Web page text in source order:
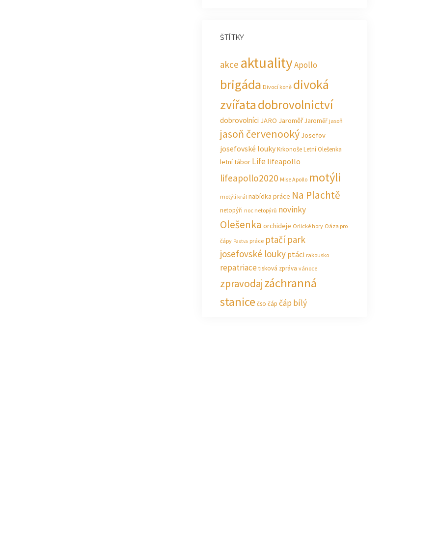
ŠTÍTKY
akce aktualityApollo
brigáda Divocí koně divoká
zvířatadobrovolnictví
dobrovolníci JARO JaroměřJaroměř jasoň
jasoň červenooký Josefov
josefovské loukyKrkonošeLetní Olešenka
letní tábor Life lifeapollo
lifeapollo2020 Mise Apollo motýli
motýlí král nabídka práce Na Plachtě
netopýři noc netopýrů novinky
Olešenka orchideje Orlické hory Oáza pro
čápy Pastva práce ptačí park
josefovské louky ptáci rakousko
repatriacetisková zpráva vánoce
zpravodajzáchranná
stanice čso čáp čáp bílý